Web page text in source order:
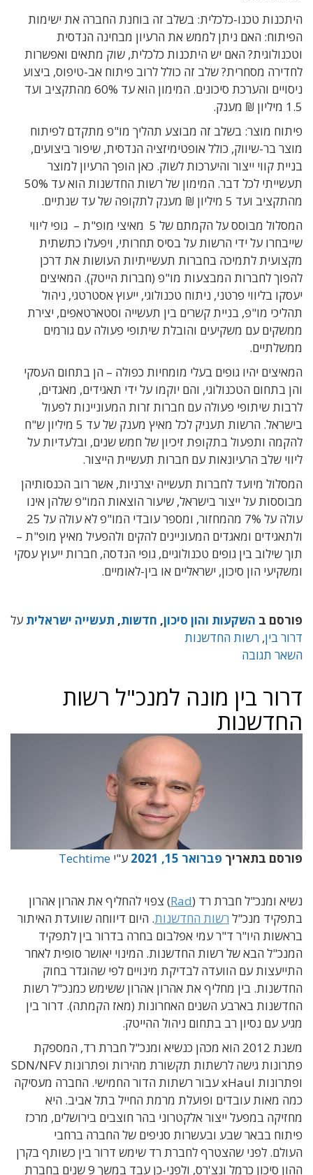
היתכנות טכנו-כלכלית: בשלב זה בוחנת החברה את ישימות
הפיתוח: האם ניתן לממש את הרעיון מבחינה הנדסית
וטכנולוגית? האם יש היתכנות כלכלית, שוק מתאים ואפשרות
לחדירה מסחרית? שלב זה כולל לרוב פיתוח אב-טיפוס, ביצוע
ניסויים והערכת סיכונים. המימון הוא עד 60% מהתקציב ועד
1.5 מיליון ₪ מענק.
פיתוח מוצר: בשלב זה מבוצע תהליך מו"פ מתקדם לפיתוח
מוצר בר-שיווק, כולל אופטימיזציה הנדסית, שיפור ביצועים,
בניית קווי ייצור והיערכות לשוק. כאן הופך הרעיון למוצר
תעשייתי לכל דבר. המימון של רשות החדשנות הוא עד 50%
מהתקציב ועד 5 מיליון ₪ מענק לתקופה של עד שנתיים.
המסלול מבוסס על הקמתם של 5 מאיצי מופ"ת – גופי ליווי
שייבחרו על ידי הרשות על בסיס תחרותי, ויפעלו כתשתית
מקצועית לתמיכה בחברות תעשייתיות העושות את דרכן
להפוך לחברות המבצעות מו"פ (חברות הייטק). המאיצים
יעסקו בליווי פרטני, ניתוח טכנולוגי, ייעוץ אסטרטגי, ניהול
תהליכי מו"פ, בניית קשרים בין תעשייה וסטארטאפים, יצירת
ממשקים עם משקיעים והובלת שיתופי פעולה עם גורמים
ממשלתיים.
המאיצים יהיו גופים בעלי מומחיות כפולה – הן בתחום העסקי
והן בתחום הטכנולוגי, והם יוקמו על ידי תאגידים, מאגדים,
לרבות שיתופי פעולה עם חברות זרות המעוניינות לפעול
בישראל. הרשות תעניק לכל מאיץ מענק של עד 5 מיליון ש"ח
להקמה ותפעול בתקופת זיכיון של חמש שנים, ובלעדיות על
ליווי שלב הרעיונאות עם חברות תעשיית הייצור.
המסלול מיועד לחברות תעשייה יצרניות, אשר רוב הכנסותיהן
מבוססות על ייצור בישראל, שיעור הוצאות המו"פ שלהן אינו
עולה על 7% מהמחזור, ומספר עובדי המו"פ לא עולה על 25
ולתאגידים ומאגדים המעוניינים להקים ולהפעיל מאיץ מופ"ת –
תוך שילוב בין גופים טכנולוגיים, גופי הנדסה, חברות ייעוץ עסקי
ומשקיעי הון סיכון, ישראליים או בין-לאומיים.
פורסם ב השקעות והון סיכון, חדשות, תעשייה ישראלית על
דרור בין, רשות החדשנות
השאר תגובה
דרור בין מונה למנכ"ל רשות
החדשנות
פורסם בתאריך פברואר 15, 2021 ע"י Techtime
נשיא ומנכ"ל חברת רד (Rad) צפוי להחליף את אהרון אהרון
בתפקיד מנכ"ל רשות החדשנות. היום דיווחה שוועדת האיתור
בראשות היו"ר ד"ר עמי אפלבום בחרה בדרור בין לתפקיד
המנכ"ל הבא של רשות החדשנות. המינוי יאושר סופית לאחר
התייעצות עם הוועדה לבדיקת מינויים לפי שהוגדר בחוק
החדשנות. בין מחליף את אהרון אהרון ששימש כמנכ"ל רשות
החדשנות בארבע השנים האחרונות (מאז הקמתה). דרור בין
מגיע עם נסיון רב בתחום ניהול ההייטק.
משנת 2012 הוא מכהן כנשיא ומנכ"ל חברת רד, המספקת
פתרונות גישה לרשתות תקשורת מהירות ופתרונות SDN/NFV
ופתרונות xHaul עבור רשתות הדור החמישי. החברה מעסיקה
כמה מאות עובדים ופועלת מרמת החייל בתל אביב. היא
מחזיקה במפעל ייצור אלקטרוני בהר חוצבים בירושלים, מרכז
פיתוח בבאר שבע ובעשרות סניפים של החברה ברחבי
העולם. לפני שהצטרף לחברת רד שימש דרור בין כשותף בקרן
ההון סיכון כרמל ונצ'רס, ולפני-כן עבד במשך 9 שנים בחברת